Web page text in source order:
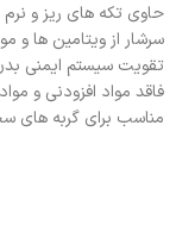
حاوی تکه های ریز و
سرشار از ویتامین ها و
تقویت سیستم ایمنی
فاقد مواد افزودنی و
مناسب برای گربه های